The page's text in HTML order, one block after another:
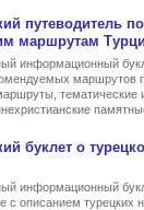
путеводитель
маршрутам
информационный
маршрутов
тематические
буклет о
информационный
с описанием турецких